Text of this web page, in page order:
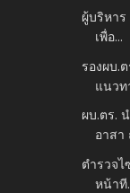
ผู้บริหา
เพื่อ...
รองผบ.
แนวท
ผบ.ตร.
อาสา
ตำรวจไ
หน้าที